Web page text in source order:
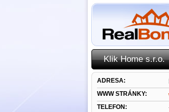
Klik Home s.r.o.
ADRESA:
WWW STRÁNKY:
TELEFON: